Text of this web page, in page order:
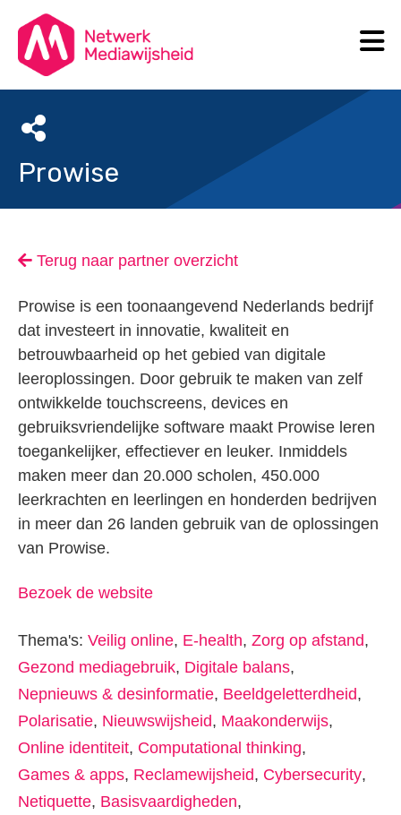
Prowise
Terug naar partner overzicht
Prowise is een toonaangevend Nederlands bedrijf
dat investeert in innovatie, kwaliteit en
betrouwbaarheid op het gebied van digitale
leeroplossingen. Door gebruik te maken van zelf
ontwikkelde touchscreens, devices en
gebruiksvriendelijke software maakt Prowise leren
toegankelijker, effectiever en leuker. Inmiddels
maken meer dan 20.000 scholen, 450.000
leerkrachten en leerlingen en honderden bedrijven
in meer dan 26 landen gebruik van de oplossingen
van Prowise.
Bezoek de website
Thema's: Veilig online, E-health, Zorg op afstand,
Gezond mediagebruik, Digitale balans,
Nepnieuws & desinformatie, Beeldgeletterdheid,
Polarisatie, Nieuwswijsheid, Maakonderwijs,
Online identiteit, Computational thinking,
Games & apps, Reclamewijsheid, Cybersecurity,
Netiquette, Basisvaardigheden,